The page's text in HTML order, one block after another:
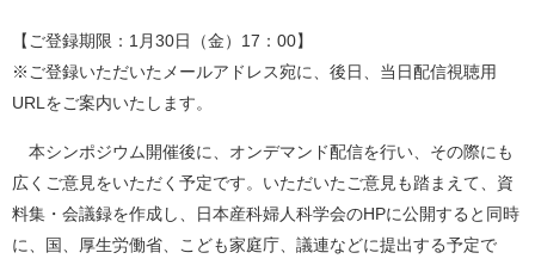
【ご登録期限：1月30日（金）17：00】
※ご登録いただいたメールアドレス宛に、後日、当日配信視聴用
URLをご案内いたします。
本シンポジウム開催後に、オンデマンド配信を行い、その際にも
広くご意見をいただく予定です。いただいたご意見も踏まえて、資
料集・会議録を作成し、日本産科婦人科学会のHPに公開すると同時
に、国、厚生労働省、こども家庭庁、議連などに提出する予定で